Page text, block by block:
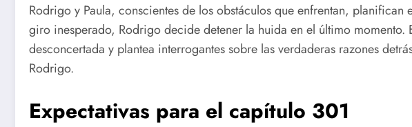
Rodrigo y Paula, conscientes de los obstáculos que enfrentan, planifican
giro inesperado, Rodrigo decide detener la huida en el último momento.
desconcertada y plantea interrogantes sobre las verdaderas razones
Rodrigo.
Expectativas para el capítulo 301